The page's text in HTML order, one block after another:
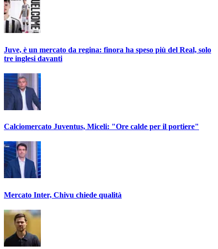
Juve, è un mercato da regina: finora ha speso più del Real, solo
tre inglesi davanti
Calciomercato Juventus, Miceli: "Ore calde per il portiere"
Mercato Inter, Chivu chiede qualità